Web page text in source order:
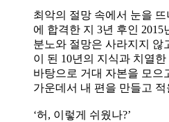
최악의 절망 속에서 눈을
에 합격한 지 3년 후인 2015
분노와 절망은 사라지지 않
이 된 10년의 지식과 치열
바탕으로 거대 자본을 모으
가운데서 내 편을 만들고
‘허, 이렇게 쉬웠나?’